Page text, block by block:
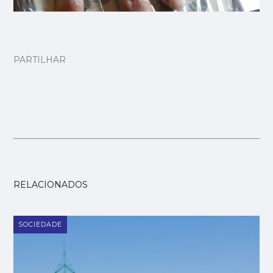
PARTILHAR
RELACIONADOS
SOCIEDADE